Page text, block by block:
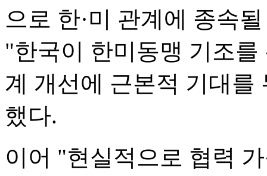
으로 한·미 관계에 종속
"한국이 한미동맹 기조
계 개선에 근본적 기대를
했다.
이어 "현실적으로 협력